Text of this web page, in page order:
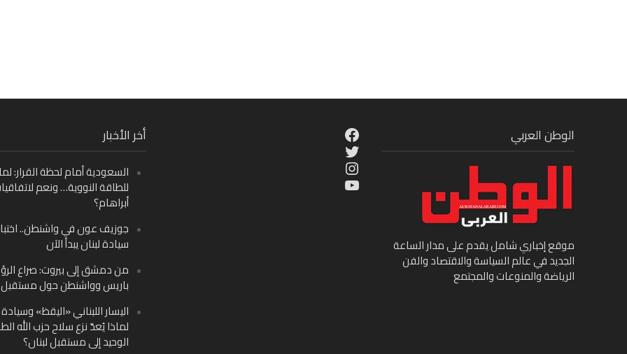
أخر الأخبار
السعودية أمام لحظة القرار:
للطاقة النووية… ونعم
أبراهام؟
جوزيف عون في واشنطن..
سيادة لبنان يبدأ الآن
من دمشق إلى بيروت: صراع
باريس وواشنطن حول مستقبل
اليسار اللبناني «اليقظ»
لماذا يُعدّ نزع سلاح حزب الله
الوحيد إلى مستقبل لبنان؟
Facebook
Twitter
Instagram
YouTube
الوطن العربي
موقع إخباري شامل يقدم على مدار الساعة
الجديد في عالم السياسة والاقتصاد والفن
الرياضة والمنوعات والمجتمع